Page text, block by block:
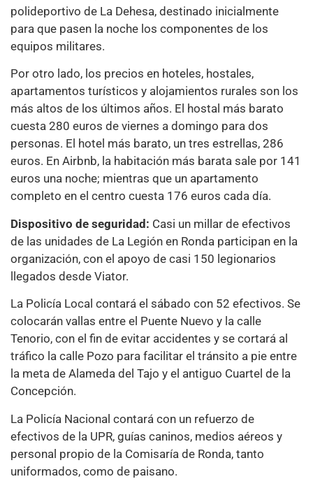
polideportivo de La Dehesa, destinado inicialmente
para que pasen la noche los componentes de los
equipos militares.
Por otro lado, los precios en hoteles, hostales,
apartamentos turísticos y alojamientos rurales son los
más altos de los últimos años. El hostal más barato
cuesta 280 euros de viernes a domingo para dos
personas. El hotel más barato, un tres estrellas, 286
euros. En Airbnb, la habitación más barata sale por 141
euros una noche; mientras que un apartamento
completo en el centro cuesta 176 euros cada día.
Dispositivo de seguridad: Casi un millar de efectivos
de las unidades de La Legión en Ronda participan en la
organización, con el apoyo de casi 150 legionarios
llegados desde Viator.
La Policía Local contará el sábado con 52 efectivos. Se
colocarán vallas entre el Puente Nuevo y la calle
Tenorio, con el fin de evitar accidentes y se cortará al
tráfico la calle Pozo para facilitar el tránsito a pie entre
la meta de Alameda del Tajo y el antiguo Cuartel de la
Concepción.
La Policía Nacional contará con un refuerzo de
efectivos de la UPR, guías caninos, medios aéreos y
personal propio de la Comisaría de Ronda, tanto
uniformados, como de paisano.